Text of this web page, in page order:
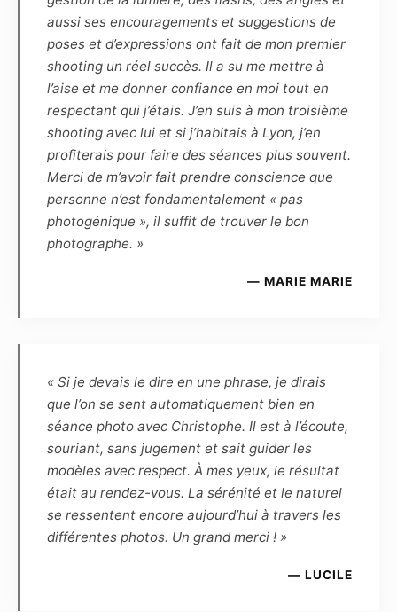
connus ou à venir.
Article 7
Les éventuels commentaires, titres ou
légendes accompagnant la reproduction ou la
représentation de la ou de ces photographies
ne devront pas porter atteinte à la réputation
ou à la vie privée du modèle et réciproquement.
Article 8
Le Photographe et le Modèle s’autorisent
mutuellement l’usage à des fins
sites Internet du Photographe, ainsi que
l’exposition publique des photographies (par
exemple lors d’une exposition dans un lieu
public ou privé, galerie, salon, concours, etc.).
Le modèle ne pourra exiger aucun partage des
éventuels gains ou prix remportés en cas de
présentation par le photographe des photos
qu’il aura réalisées ou retouchées à un
– Le modèle conserve une liberté d’utilisation
aussi ses encouragements et suggestions de
poses et d’expressions ont fait de mon premier
shooting un réel succès. Il a su me mettre à
l’aise et me donner confiance en moi tout en
respectant qui j’étais. J’en suis à mon troisième
shooting avec lui et si j’habitais à Lyon, j’en
profiterais pour faire des séances plus souvent.
Merci de m’avoir fait prendre conscience que
personne n’est fondamentalement « pas
photogénique », il suffit de trouver le bon
photographe. »
— MARIE MARIE
« Si je devais le dire en une phrase, je dirais
que l’on se sent automatiquement bien en
séance photo avec Christophe. Il est à l’écoute,
souriant, sans jugement et sait guider les
modèles avec respect. À mes yeux, le résultat
était au rendez-vous. La sérénité et le naturel
se ressentent encore aujourd’hui à travers les
différentes photos. Un grand merci ! »
— LUCILE